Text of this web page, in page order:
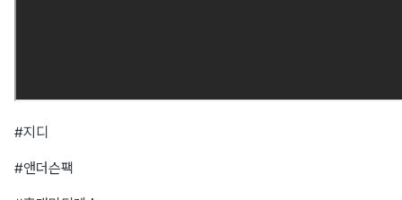
#지디
#앤더슨팩